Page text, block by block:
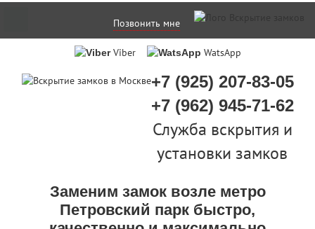
Позвонить мне
Viber WatsApp
+7 (925) 207-83-05
+7 (962) 945-71-62
Служба вскрытия и
установки замков
Заменим замок возле метро
Петровский парк быстро,